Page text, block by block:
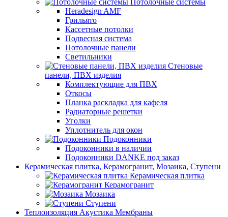
Потолочные системы
Heradesign AMF
Грильято
Кассетные потолки
Подвесная система
Потолочные панели
Светильники
Стеновые
панели, ПВХ изделия
Комплектующие для ПВХ
Откосы
Планка раскладка для кафеля
Радиаторные решетки
Уголки
Уплотнитель для окон
Подоконники
Подоконники в наличии
Подоконники DANKE под заказ
Керамическая плитка, Керамогранит, Мозаика, Ступени
Керамическая плитка
Керамогранит
Мозаика
Ступени
Теплоизоляция Акустика Мембраны